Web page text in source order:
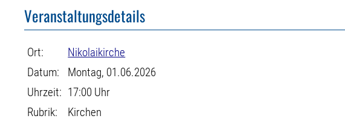
Veranstaltungsdetails
Ort:
Nikolaikirche
Datum:
Montag, 01.06.2026
Uhrzeit: 17:00 Uhr
Rubrik:
Kirchen